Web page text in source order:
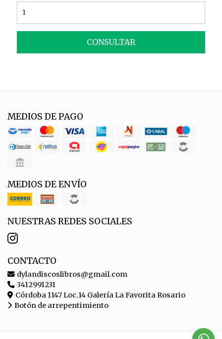
CONSULTAR
MEDIOS DE PAGO
MEDIOS DE ENVÍO
NUESTRAS REDES SOCIALES
CONTACTO
dylandiscoslibros@gmail.com
3412991231
Córdoba 1147 Loc.14 Galería La Favorita Rosario
Botón de arrepentimiento